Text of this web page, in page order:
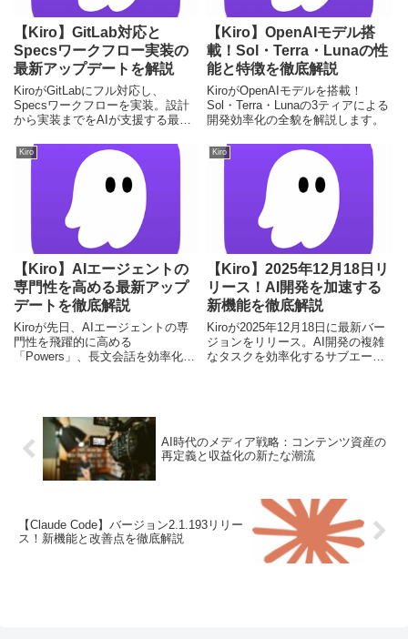
【Kiro】GitLab対応と
Specsワークフロー実装の
最新アップデートを解説
KiroがGitLabにフル対応し、
Specsワークフローを実装。設計
から実装までをAIが支援する最新
す。
【Kiro】OpenAIモデル搭
載！Sol・Terra・Lunaの性
能と特徴を徹底解説
KiroがOpenAIモデルを搭載！
Sol・Terra・Lunaの3ティアによる
開発効率化の全貌を解説します。
Kiro
【Kiro】AIエージェントの
専門性を高める最新アップ
デートを徹底解説
Kiroが先日、AIエージェントの専
門性を飛躍的に高める
「Powers」、長文会話を効率化す
Kiro
【Kiro】2025年12月18日リ
リース！AI開発を加速する
新機能を徹底解説
Kiroが2025年12月18日に最新バー
ジョンをリリース。AI開発の複雑
なタスクを効率化するサブエージ
AI時代のメディア戦略：コンテンツ資産の
再定義と収益化の新たな潮流
【Claude Code】バージョン2.1.193リリー
ス！新機能と改善点を徹底解説